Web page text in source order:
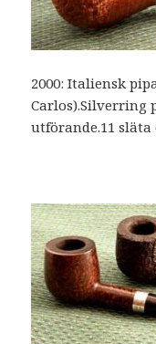
2000: Italiensk
Carlos).Silverring
utförande.11 släta